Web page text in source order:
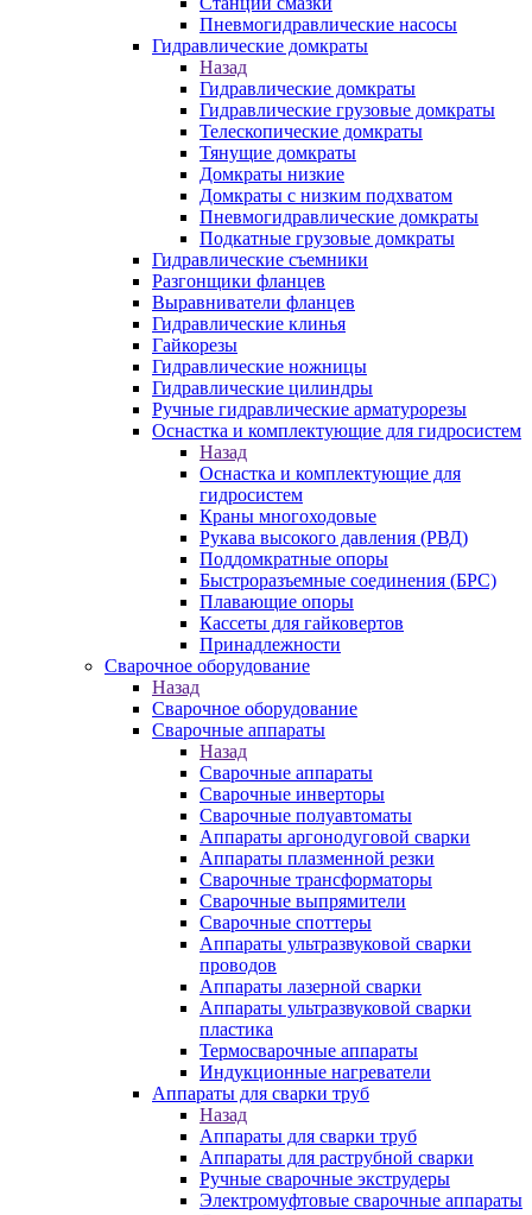
Пневмогидравлические насосы
Гидравлические домкраты
Назад
Гидравлические домкраты
Гидравлические грузовые домкраты
Телескопические домкраты
Тянущие домкраты
Домкраты низкие
Домкраты с низким подхватом
Пневмогидравлические домкраты
Подкатные грузовые домкраты
Гидравлические съемники
Разгонщики фланцев
Выравниватели фланцев
Гидравлические клинья
Гайкорезы
Гидравлические ножницы
Гидравлические цилиндры
Ручные гидравлические арматурорезы
Оснастка и комплектующие для гидросистем
Назад
Оснастка и комплектующие для
гидросистем
Краны многоходовые
Рукава высокого давления (РВД)
Поддомкратные опоры
Быстроразъемные соединения (БРС)
Плавающие опоры
Кассеты для гайковертов
Принадлежности
Сварочное оборудование
Назад
Сварочное оборудование
Сварочные аппараты
Назад
Сварочные аппараты
Сварочные инверторы
Сварочные полуавтоматы
Аппараты аргонодуговой сварки
Аппараты плазменной резки
Сварочные трансформаторы
Сварочные выпрямители
Сварочные споттеры
Аппараты ультразвуковой сварки
проводов
Аппараты лазерной сварки
Аппараты ультразвуковой сварки
пластика
Термосварочные аппараты
Индукционные нагреватели
Аппараты для сварки труб
Назад
Аппараты для сварки труб
Аппараты для раструбной сварки
Ручные сварочные экструдеры
Электромуфтовые сварочные аппараты